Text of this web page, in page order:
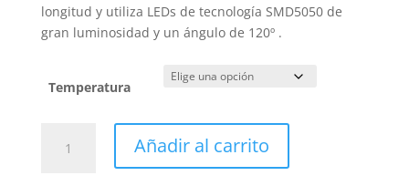
longitud y utiliza LEDs de tecnología SMD5050 de
gran luminosidad y un ángulo de 120º .
Temperatura
Añadir al carrito